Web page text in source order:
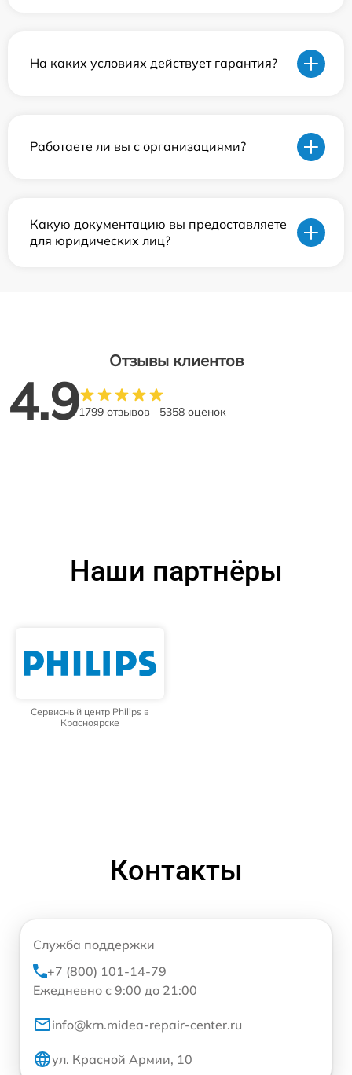
На каких условиях действует гарантия?
Работаете ли вы с организациями?
Какую документацию вы предоставляете
для юридических лиц?
Отзывы клиентов
4.91799 отзывов 5358 оценок
Наши партнёры
Сервисный центр Philips в
Красноярске
Контакты
Служба поддержки
+7 (800) 101-14-79
Ежедневно с 9:00 до 21:00
info@krn.midea-repair-center.ru
ул. Красной Армии, 10